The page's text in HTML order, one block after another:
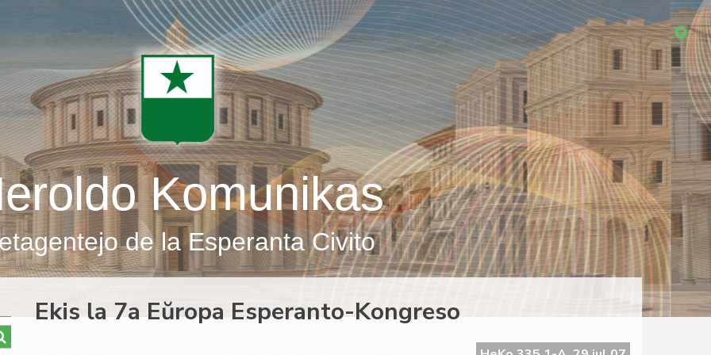
Komunikas
de la Esperanta Civito
Ekis la 7a Eŭropa Esperanto-Kongreso